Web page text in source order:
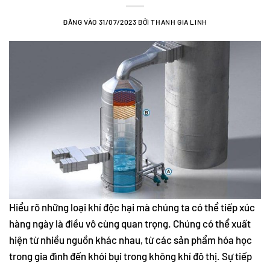
ĐĂNG VÀO 31/07/2023 BỞITHANH GIA LINH
Hiểu rõ những loại khí độc hại mà chúng ta có thể tiếp xúc
hàng ngày là điều vô cùng quan trọng. Chúng có thể xuất
hiện từ nhiều nguồn khác nhau, từ các sản phẩm hóa học
trong gia đình đến khói bụi trong không khí đô thị. Sự tiếp